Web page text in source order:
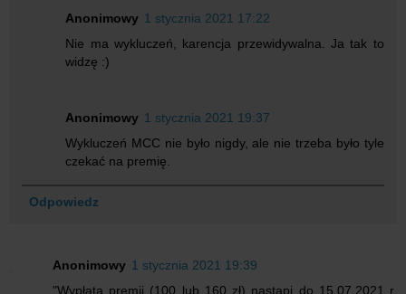
Anonimowy 1 stycznia 2021 17:22
Nie ma wykluczeń, karencja przewidywalna. Ja tak to
widzę :)
Anonimowy 1 stycznia 2021 19:37
Wykluczeń MCC nie było nigdy, ale nie trzeba było tyle
czekać na premię.
Odpowiedz
Anonimowy 1 stycznia 2021 19:39
"Wypłata premii (100 lub 160 zł) nastąpi do 15.07.2021 r.